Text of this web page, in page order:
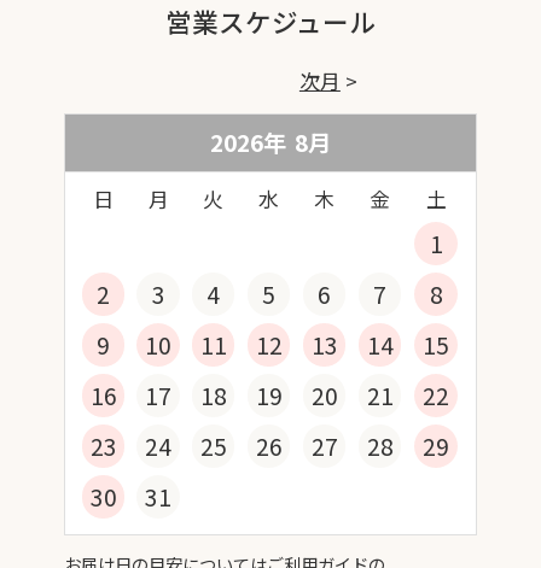
営業スケジュール
2026年 8月
日 月 火 水 木 金 土
1
2
3 4 5 6 7
8
9
10 11 12 13 14
15
16
17 18 19 20 21
22
23
24 25 26 27 28
29
30
31
次月